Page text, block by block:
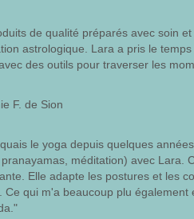
de qualité préparés avec soin
astrologique. Lara a pris le
des outils pour traverser les
F. de Sion
le yoga depuis quelques
méditation) avec Lara.
Elle adapte les postures et les
Ce qui m'a beaucoup plu